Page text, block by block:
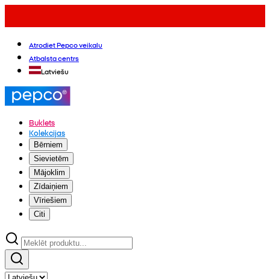
Atrodiet Pepco veikalu
Atbalsta centrs
Latviešu
Buklets
Kolekcijas
Bērniem
Sievietēm
Mājoklim
Zīdaiņiem
Vīriešiem
Citi